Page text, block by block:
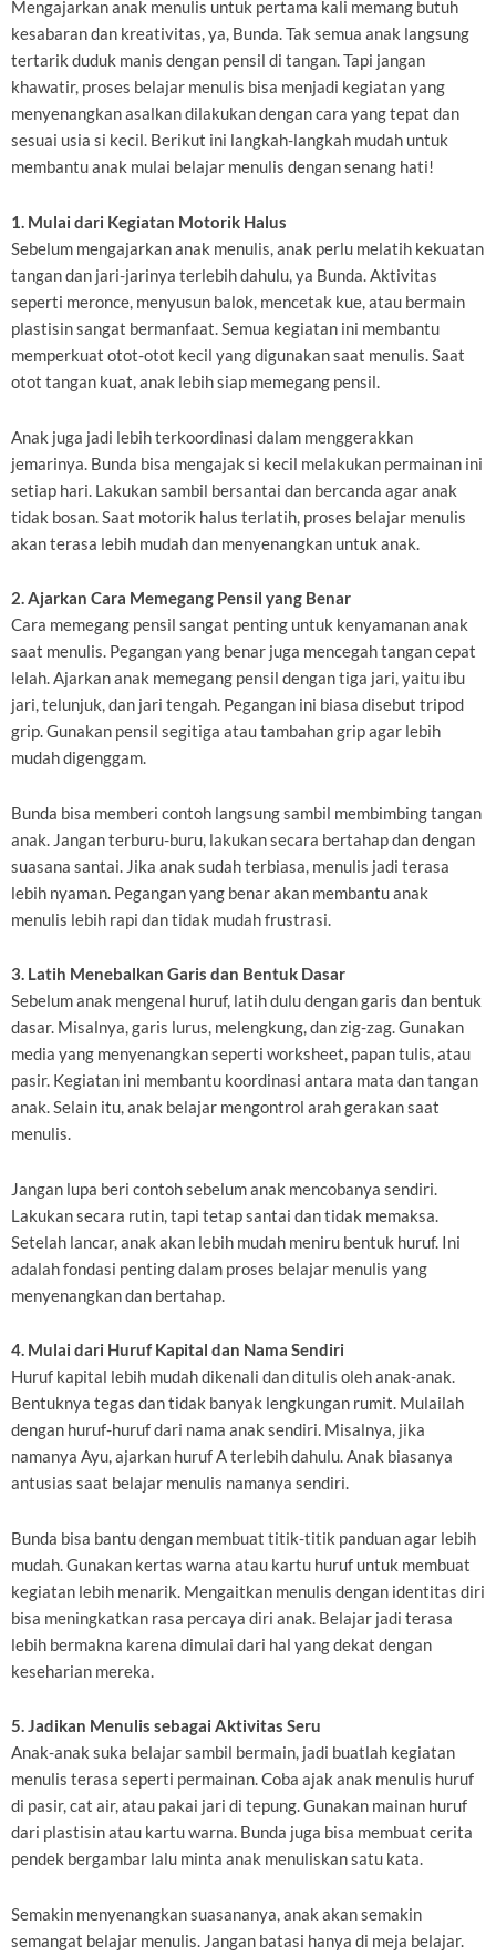
Mengajarkan anak menulis untuk pertama kali memang butuh
kesabaran dan kreativitas, ya, Bunda. Tak semua anak langsung
tertarik duduk manis dengan pensil di tangan. Tapi jangan
khawatir, proses belajar menulis bisa menjadi kegiatan yang
menyenangkan asalkan dilakukan dengan cara yang tepat dan
sesuai usia si kecil. Berikut ini langkah-langkah mudah untuk
membantu anak mulai belajar menulis dengan senang hati!
1. Mulai dari Kegiatan Motorik Halus
Sebelum mengajarkan anak menulis, anak perlu melatih kekuatan
tangan dan jari-jarinya terlebih dahulu, ya Bunda. Aktivitas
seperti meronce, menyusun balok, mencetak kue, atau bermain
plastisin sangat bermanfaat. Semua kegiatan ini membantu
memperkuat otot-otot kecil yang digunakan saat menulis. Saat
otot tangan kuat, anak lebih siap memegang pensil.
Anak juga jadi lebih terkoordinasi dalam menggerakkan
jemarinya. Bunda bisa mengajak si kecil melakukan permainan ini
setiap hari. Lakukan sambil bersantai dan bercanda agar anak
tidak bosan. Saat motorik halus terlatih, proses belajar menulis
akan terasa lebih mudah dan menyenangkan untuk anak.
2. Ajarkan Cara Memegang Pensil yang Benar
Cara memegang pensil sangat penting untuk kenyamanan anak
saat menulis. Pegangan yang benar juga mencegah tangan cepat
lelah. Ajarkan anak memegang pensil dengan tiga jari, yaitu ibu
jari, telunjuk, dan jari tengah. Pegangan ini biasa disebut tripod
grip. Gunakan pensil segitiga atau tambahan grip agar lebih
mudah digenggam.
Bunda bisa memberi contoh langsung sambil membimbing tangan
anak. Jangan terburu-buru, lakukan secara bertahap dan dengan
suasana santai. Jika anak sudah terbiasa, menulis jadi terasa
lebih nyaman. Pegangan yang benar akan membantu anak
menulis lebih rapi dan tidak mudah frustrasi.
3. Latih Menebalkan Garis dan Bentuk Dasar
Sebelum anak mengenal huruf, latih dulu dengan garis dan bentuk
dasar. Misalnya, garis lurus, melengkung, dan zig-zag. Gunakan
media yang menyenangkan seperti worksheet, papan tulis, atau
pasir. Kegiatan ini membantu koordinasi antara mata dan tangan
anak. Selain itu, anak belajar mengontrol arah gerakan saat
menulis.
Jangan lupa beri contoh sebelum anak mencobanya sendiri.
Lakukan secara rutin, tapi tetap santai dan tidak memaksa.
Setelah lancar, anak akan lebih mudah meniru bentuk huruf. Ini
adalah fondasi penting dalam proses belajar menulis yang
menyenangkan dan bertahap.
4. Mulai dari Huruf Kapital dan Nama Sendiri
Huruf kapital lebih mudah dikenali dan ditulis oleh anak-anak.
Bentuknya tegas dan tidak banyak lengkungan rumit. Mulailah
dengan huruf-huruf dari nama anak sendiri. Misalnya, jika
namanya Ayu, ajarkan huruf A terlebih dahulu. Anak biasanya
antusias saat belajar menulis namanya sendiri.
Bunda bisa bantu dengan membuat titik-titik panduan agar lebih
mudah. Gunakan kertas warna atau kartu huruf untuk membuat
kegiatan lebih menarik. Mengaitkan menulis dengan identitas diri
bisa meningkatkan rasa percaya diri anak. Belajar jadi terasa
lebih bermakna karena dimulai dari hal yang dekat dengan
keseharian mereka.
5. Jadikan Menulis sebagai Aktivitas Seru
Anak-anak suka belajar sambil bermain, jadi buatlah kegiatan
menulis terasa seperti permainan. Coba ajak anak menulis huruf
di pasir, cat air, atau pakai jari di tepung. Gunakan mainan huruf
dari plastisin atau kartu warna. Bunda juga bisa membuat cerita
pendek bergambar lalu minta anak menuliskan satu kata.
Semakin menyenangkan suasananya, anak akan semakin
semangat belajar menulis. Jangan batasi hanya di meja belajar.